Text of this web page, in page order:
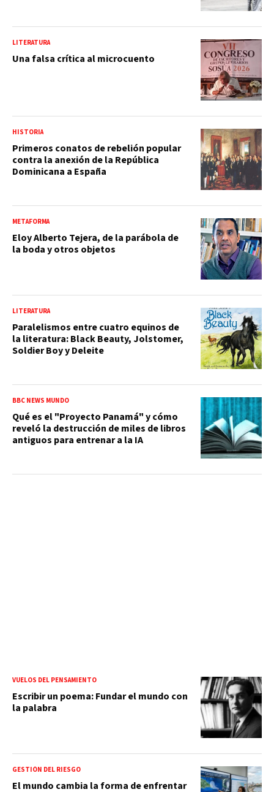
LITERATURA
Una falsa crítica al microcuento
HISTORIA
Primeros conatos de rebelión popular
contra la anexión de la República
Dominicana a España
METAFORMA
Eloy Alberto Tejera, de la parábola de
la boda y otros objetos
LITERATURA
Paralelismos entre cuatro equinos de
la literatura: Black Beauty, Jolstomer,
Soldier Boy y Deleite
BBC NEWS MUNDO
Qué es el "Proyecto Panamá" y cómo
reveló la destrucción de miles de libros
antiguos para entrenar a la IA
VUELOS DEL PENSAMIENTO
Escribir un poema: Fundar el mundo con
la palabra
GESTIÓN DEL RIESGO
El mundo cambia la forma de enfrentar